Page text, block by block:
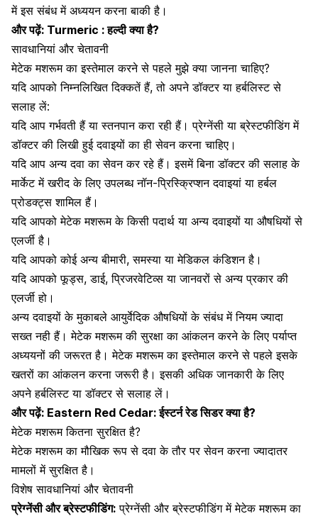
में इस संबंध में अध्ययन करना बाकी है।
और पढ़ें: Turmeric : हल्दी क्या है?
सावधानियां और चेतावनी
मेटेक मशरूम का इस्तेमाल करने से पहले मुझे क्या जानना चाहिए?
यदि आपको निम्नलिखित दिक्कतें हैं, तो अपने डॉक्टर या हर्बलिस्ट से
सलाह लें:
यदि आप गर्भवती हैं या स्तनपान करा रही हैं। प्रेग्नेंसी या ब्रेस्टफीडिंग में
डॉक्टर की लिखी हुई दवाइयों का ही सेवन करना चाहिए।
यदि आप अन्य दवा का सेवन कर रहे हैं। इसमें बिना डॉक्टर की सलाह के
मार्केट में खरीद के लिए उपलब्ध नॉन-प्रिस्क्रिप्शन दवाइयां या हर्बल
प्रोडक्ट्स शामिल हैं।
यदि आपको मेटेक मशरूम के किसी पदार्थ या अन्य दवाइयों या औषधियों से
एलर्जी है।
यदि आपको कोई अन्य बीमारी, समस्या या मेडिकल कंडिशन है।
यदि आपको फूड्स, डाई, प्रिजरवेटिव्स या जानवरों से अन्य प्रकार की
एलर्जी हो।
अन्य दवाइयों के मुकाबले आयुर्वेदिक औषधियों के संबंध में नियम ज्यादा
सख्त नही हैं। मेटेक मशरूम की सुरक्षा का आंकलन करने के लिए पर्याप्त
अध्ययनों की जरूरत है। मेटेक मशरूम का इस्तेमाल करने से पहले इसके
खतरों का आंकलन करना जरूरी है। इसकी अधिक जानकारी के लिए
अपने हर्बलिस्ट या डॉक्टर से सलाह लें।
और पढ़ें: Eastern Red Cedar: ईस्टर्न रेड सिडर क्या है?
मेटेक मशरूम कितना सुरक्षित है?
मेटेक मशरूम का मौखिक रूप से दवा के तौर पर सेवन करना ज्यादातर
मामलों में सुरक्षित है।
विशेष सावधानियां और चेतावनी
प्रेग्नेंसी और ब्रेस्टफीडिंग: प्रेग्नेंसी और ब्रेस्टफीडिंग में मेटेक मशरूम का